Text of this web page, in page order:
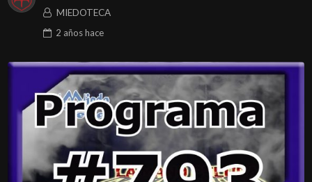
MIEDOTECA
2 añoshace